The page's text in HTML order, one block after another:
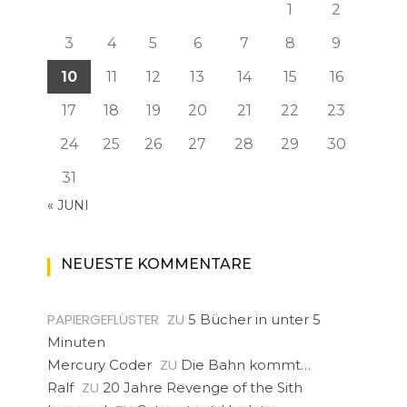
1
2
3
4 5 6 7 8
9
10
11 12 13 14 15
16
17
18 19 20 21 22
23
24
25 26 27 28 29
30
31
« JUNI
NEUESTE KOMMENTARE
PAPIERGEFLÜSTER ZU 5 Bücher in unter 5
Minuten
Mercury Coder ZU Die Bahn kommt…
Ralf ZU 20 Jahre Revenge of the Sith